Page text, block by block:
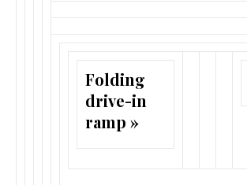
Folding
drive-in
ramp »